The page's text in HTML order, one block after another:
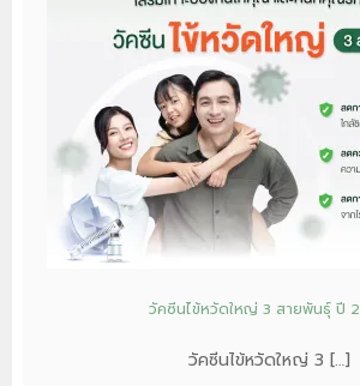
วัคซีนไข้หวัดใหญ่ 3 สายพันธุ์ ปี
วัคซีนไข้หวัดใหญ่ 3 […]